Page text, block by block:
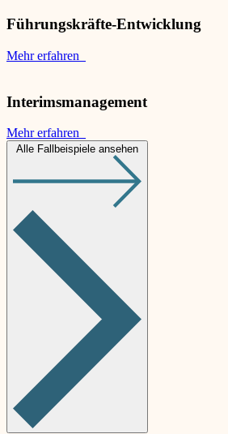
Führungskräfte-Entwicklung
Mehr erfahren
Interimsmanagement
Mehr erfahren
Alle Fallbeispiele ansehen